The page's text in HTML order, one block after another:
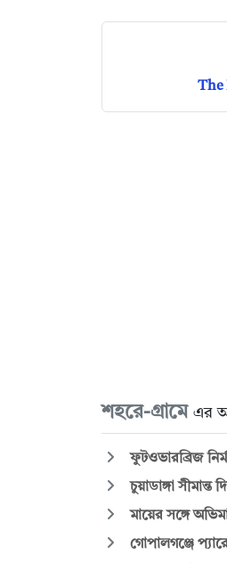
The
শহরে-গ্রামে এর
ফুটওভারব্রিজ
চুয়াডাঙ্গা
মায়ের সঙ্গে
গোপালগঞ্জে